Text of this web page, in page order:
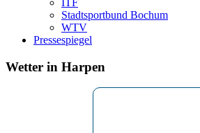
Stadtsportbund Bochum
WTV
Pressespiegel
Wetter in Harpen